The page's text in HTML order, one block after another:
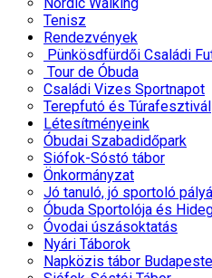
Tenisz
Rendezvények
Pünkösdfürdői Családi
Tour de Óbuda
Családi Vizes Sportnapot
Terepfutó és Túrafesztivál
Létesítményeink
Óbudai Szabadidőpark
Siófok-Sóstó tábor
Önkormányzat
Jó tanuló, jó sportoló
Óbuda Sportolója és
Óvodai úszásoktatás
Nyári Táborok
Napközis tábor